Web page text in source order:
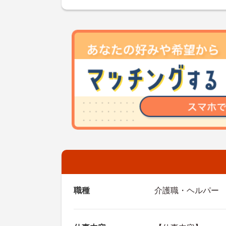
職種 介護職・ヘルパー